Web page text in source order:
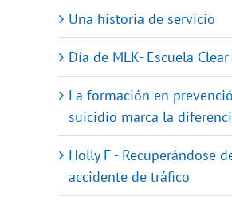
Una historia de servicio
Día de MLK- Escuela
La formación en
suicidio marca la
Holly F - Recuperándose
accidente de tráfico